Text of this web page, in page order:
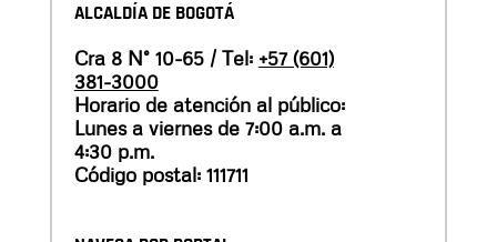
ALCALDÍA DE BOGOTÁ
Cra 8 N° 10-65 / Tel: +57 (601)
381-3000
Horario de atención al público:
Lunes a viernes de 7:00 a.m. a
4:30 p.m.
Código postal: 111711